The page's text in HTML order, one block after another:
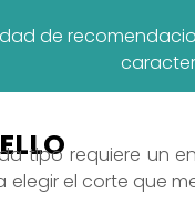
de
tipo requiere un
el corte que